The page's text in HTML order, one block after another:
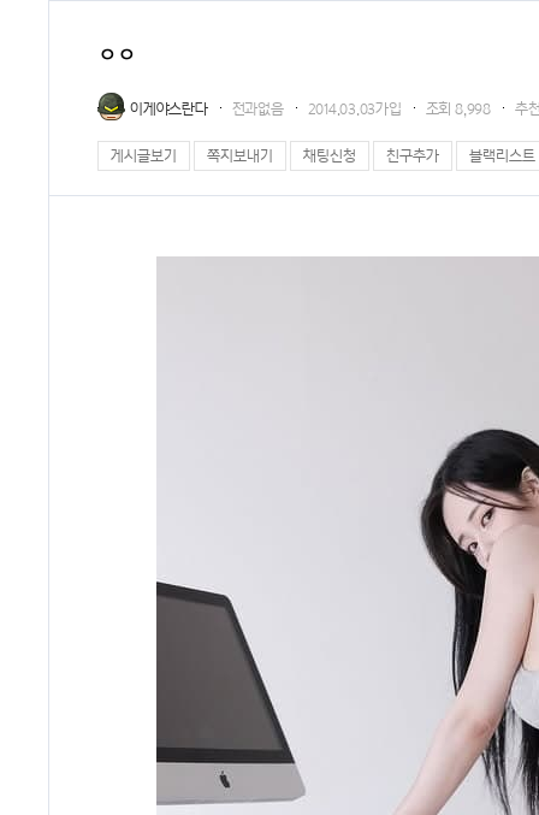
ㅇㅇ
이게야스란다 전과없음 2014.03.03가입 조회8,998 추
게시글보기 쪽지보내기 채팅신청 친구추가 블랙리스트